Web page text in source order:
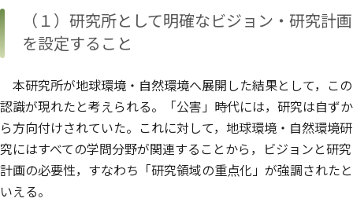
（１）研究所として明確なビジョン・研究計画
を設定すること
本研究所が地球環境・自然環境へ展開した結果として，この
認識が現れたと考えられる。「公害」時代には，研究は自ずか
ら方向付けされていた。これに対して，地球環境・自然環境研
究にはすべての学問分野が関連することから，ビジョンと研究
計画の必要性，すなわち「研究領域の重点化」が強調されたと
いえる。